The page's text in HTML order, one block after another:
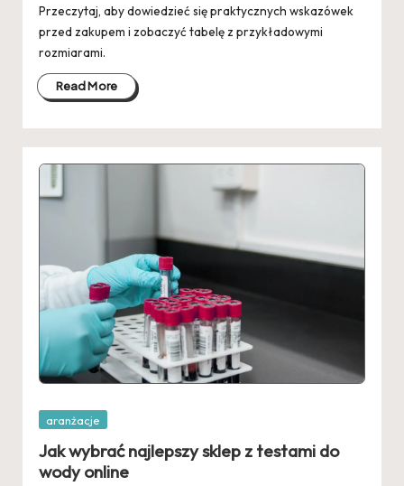
Przeczytaj, aby dowiedzieć się praktycznych wskazówek
przed zakupem i zobaczyć tabelę z przykładowymi
rozmiarami.
Read More
Posted
aranżacje
Jak wybrać najlepszy sklep z testami do
wody online